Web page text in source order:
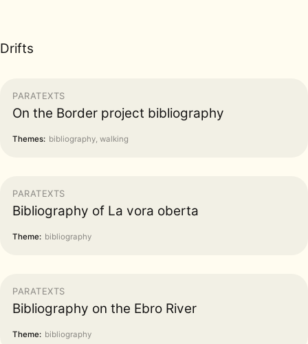
Drifts
PARATEXTS
On the Border project bibliography
Themes: bibliography, walking
PARATEXTS
Bibliography of La vora oberta
Theme: bibliography
PARATEXTS
Bibliography on the Ebro River
Theme: bibliography